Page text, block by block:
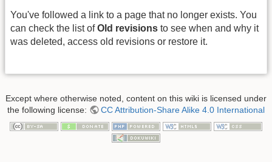
You've followed a link to a page that no longer exists. You
can check the list ofOld revisions to see when and why it
was deleted, access old revisions or restore it.
Except where otherwise noted, content on this wiki is licensed under
the following license:
CC Attribution-Share Alike 4.0 International